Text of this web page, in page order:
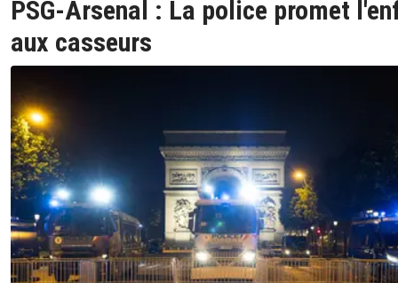
PSG-Arsenal : La police promet
aux casseurs